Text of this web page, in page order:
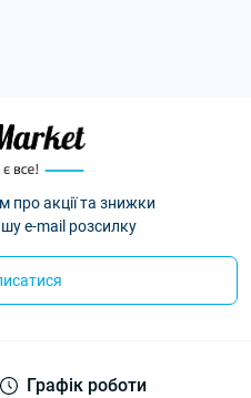
про акції та знижки
e-mail розсилку
Графік роботи